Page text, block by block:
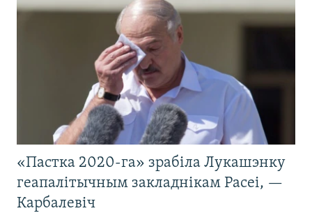
«Пастка 2020-га» зрабіла Лукашэнку
геапалітычным закладнікам Расеі, —
Карбалевіч